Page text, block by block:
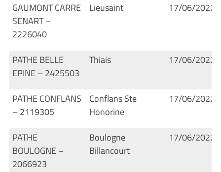
GAUMONT CARRE
SENART –
2226040
Lieusaint 17/06/2022
PATHE BELLE
EPINE – 2425503
Thiais 17/06/2022
PATHE CONFLANS
– 2119305
Conflans Ste
Honorine
17/06/2022
PATHE
BOULOGNE –
2066923
Boulogne
Billancourt
17/06/2022